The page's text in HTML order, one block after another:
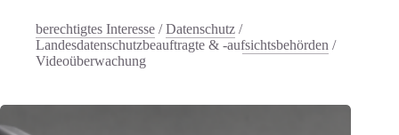
berechtigtes Interesse /Datenschutz /
Landesdatenschutzbeauftragte & -aufsichtsbehörden /
Videoüberwachung